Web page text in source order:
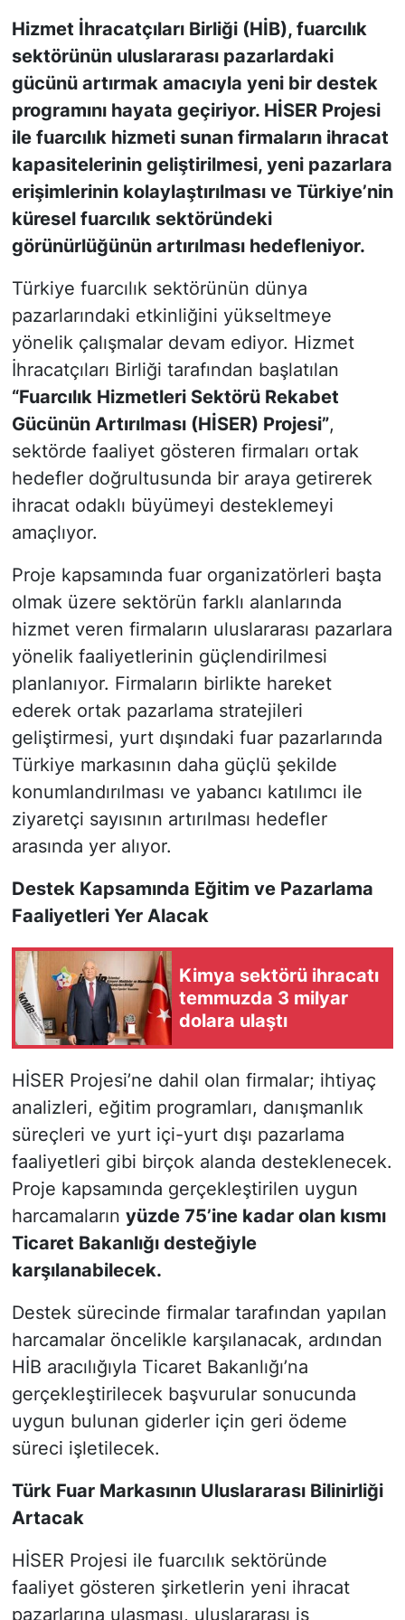
Hizmet İhracatçıları Birliği (HİB), fuarcılık
sektörünün uluslararası pazarlardaki
gücünü artırmak amacıyla yeni bir destek
programını hayata geçiriyor. HİSER Projesi
ile fuarcılık hizmeti sunan firmaların ihracat
kapasitelerinin geliştirilmesi, yeni pazarlara
erişimlerinin kolaylaştırılması ve Türkiye’nin
küresel fuarcılık sektöründeki
görünürlüğünün artırılması hedefleniyor.
Türkiye fuarcılık sektörünün dünya
pazarlarındaki etkinliğini yükseltmeye
yönelik çalışmalar devam ediyor. Hizmet
İhracatçıları Birliği tarafından başlatılan
“Fuarcılık Hizmetleri Sektörü Rekabet
Gücünün Artırılması (HİSER) Projesi”,
sektörde faaliyet gösteren firmaları ortak
hedefler doğrultusunda bir araya getirerek
ihracat odaklı büyümeyi desteklemeyi
amaçlıyor.
Proje kapsamında fuar organizatörleri başta
olmak üzere sektörün farklı alanlarında
hizmet veren firmaların uluslararası pazarlara
yönelik faaliyetlerinin güçlendirilmesi
planlanıyor. Firmaların birlikte hareket
ederek ortak pazarlama stratejileri
geliştirmesi, yurt dışındaki fuar pazarlarında
Türkiye markasının daha güçlü şekilde
konumlandırılması ve yabancı katılımcı ile
ziyaretçi sayısının artırılması hedefler
arasında yer alıyor.
Destek Kapsamında Eğitim ve Pazarlama
Faaliyetleri Yer Alacak
Kimya sektörü ihracatı
temmuzda 3 milyar
dolara ulaştı
HİSER Projesi’ne dahil olan firmalar; ihtiyaç
analizleri, eğitim programları, danışmanlık
süreçleri ve yurt içi-yurt dışı pazarlama
faaliyetleri gibi birçok alanda desteklenecek.
Proje kapsamında gerçekleştirilen uygun
harcamaların yüzde 75’ine kadar olan kısmı
Ticaret Bakanlığı desteğiyle
karşılanabilecek.
Destek sürecinde firmalar tarafından yapılan
harcamalar öncelikle karşılanacak, ardından
HİB aracılığıyla Ticaret Bakanlığı’na
gerçekleştirilecek başvurular sonucunda
uygun bulunan giderler için geri ödeme
süreci işletilecek.
Türk Fuar Markasının Uluslararası Bilinirliği
Artacak
HİSER Projesi ile fuarcılık sektöründe
faaliyet gösteren şirketlerin yeni ihracat
pazarlarına ulaşması, uluslararası iş
KONGRE HABERLERİ
KONGRE TAKVİMİ
RÖPORTAJLAR
BİYOGRAFİLER